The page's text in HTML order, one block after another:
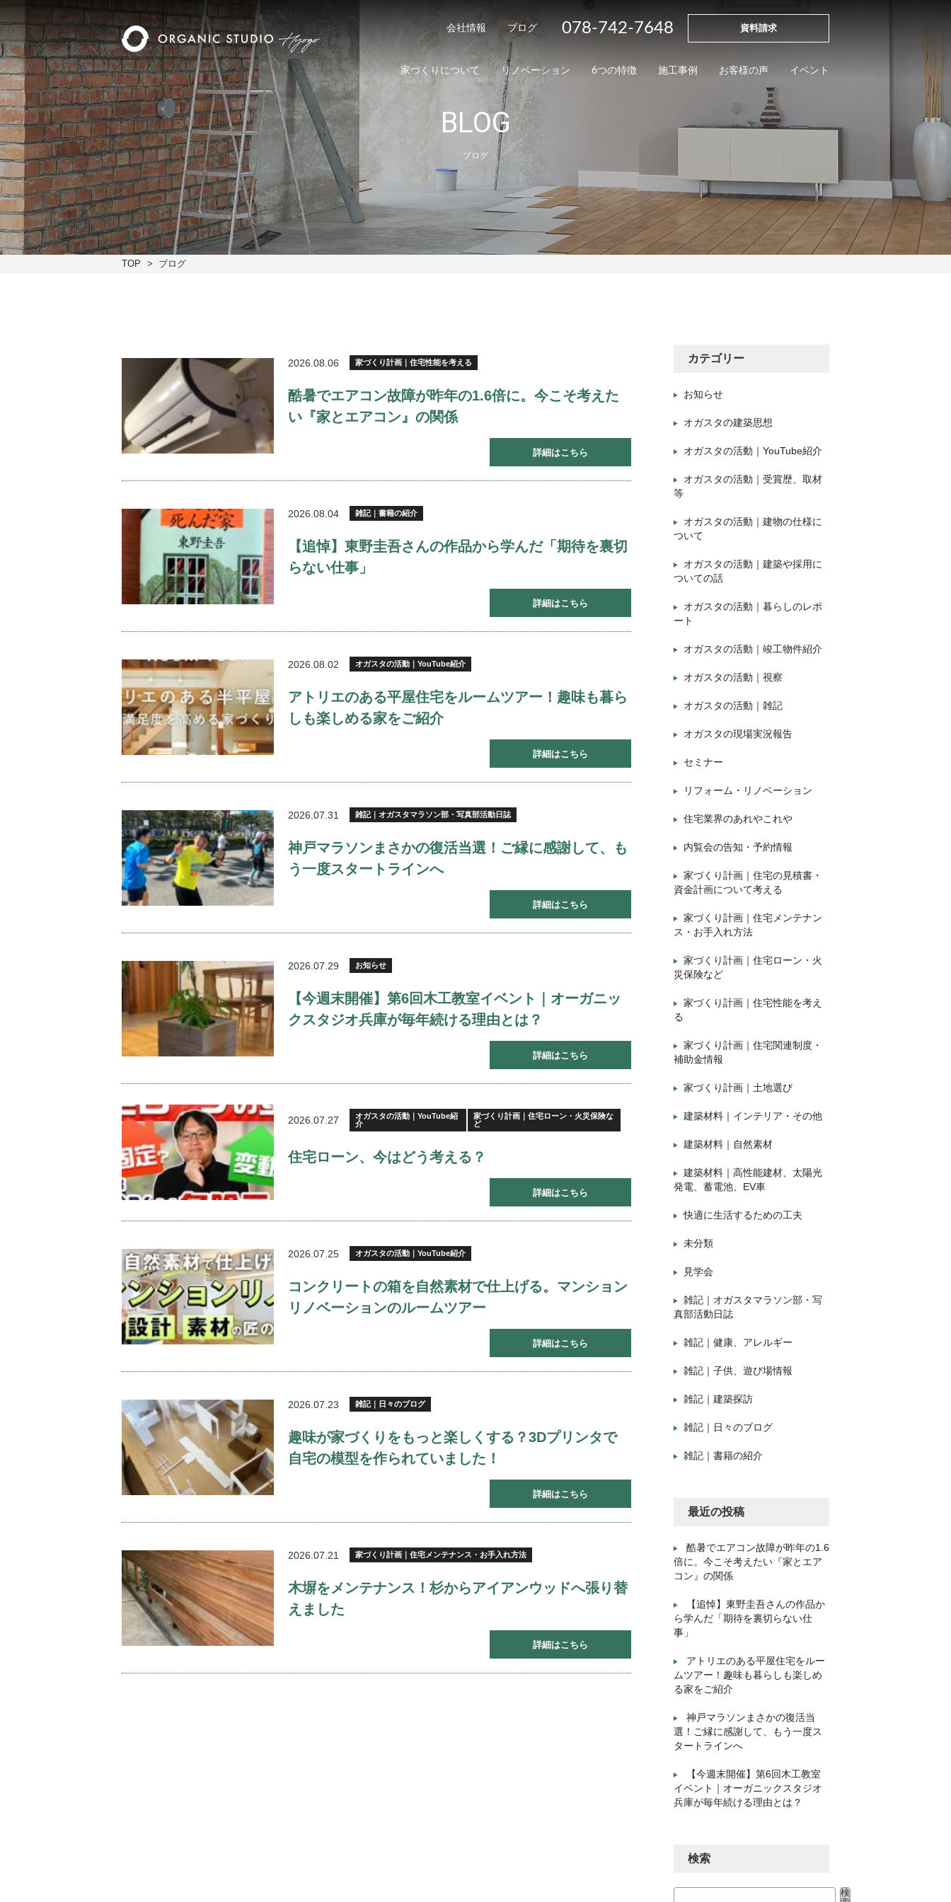
会社情報 ブログ 078-742-7648 資料請求
家づくりについて リノベーション 6つの特徴 施工事例 お客様の声 イベント
BLOG
ブログ
TOP ブログ
2026.08.06 家づくり計画｜住宅性能を考える
酷暑でエアコン故障が昨年の1.6倍に。今こそ考えた
い『家とエアコン』の関係
詳細はこちら
2026.08.04 雑記｜書籍の紹介
【追悼】東野圭吾さんの作品から学んだ「期待を裏切
らない仕事」
詳細はこちら
2026.08.02 オガスタの活動｜YouTube紹介
アトリエのある平屋住宅をルームツアー！趣味も暮ら
しも楽しめる家をご紹介
詳細はこちら
2026.07.31 雑記｜オガスタマラソン部・写真部活動日誌
神戸マラソンまさかの復活当選！ご縁に感謝して、も
う一度スタートラインへ
詳細はこちら
2026.07.29 お知らせ
【今週末開催】第6回木工教室イベント｜オーガニッ
クスタジオ兵庫が毎年続ける理由とは？
詳細はこちら
2026.07.27
オガスタの活動｜YouTube紹
介
家づくり計画｜住宅ローン・火災保険な
ど
住宅ローン、今はどう考える？
詳細はこちら
2026.07.25 オガスタの活動｜YouTube紹介
コンクリートの箱を自然素材で仕上げる。マンション
リノベーションのルームツアー
詳細はこちら
2026.07.23 雑記｜日々のブログ
趣味が家づくりをもっと楽しくする？3Dプリンタで
自宅の模型を作られていました！
詳細はこちら
2026.07.21 家づくり計画｜住宅メンテナンス・お手入れ方法
木塀をメンテナンス！杉からアイアンウッドへ張り替
えました
詳細はこちら
カテゴリー
お知らせ
オガスタの建築思想
オガスタの活動｜YouTube紹介
オガスタの活動｜受賞歴、取材
等
オガスタの活動｜建物の仕様に
ついて
オガスタの活動｜建築や採用に
ついての話
オガスタの活動｜暮らしのレポ
ート
オガスタの活動｜竣工物件紹介
オガスタの活動｜視察
オガスタの活動｜雑記
オガスタの現場実況報告
セミナー
リフォーム・リノベーション
住宅業界のあれやこれや
内覧会の告知・予約情報
家づくり計画｜住宅の見積書・
資金計画について考える
家づくり計画｜住宅メンテナン
ス・お手入れ方法
家づくり計画｜住宅ローン・火
災保険など
家づくり計画｜住宅性能を考え
る
家づくり計画｜住宅関連制度・
補助金情報
家づくり計画｜土地選び
建築材料｜インテリア・その他
建築材料｜自然素材
建築材料｜高性能建材、太陽光
発電、蓄電池、EV車
快適に生活するための工夫
未分類
見学会
雑記｜オガスタマラソン部・写
真部活動日誌
雑記｜健康、アレルギー
雑記｜子供、遊び場情報
雑記｜建築探訪
雑記｜日々のブログ
雑記｜書籍の紹介
最近の投稿
酷暑でエアコン故障が昨年の1.6
倍に。今こそ考えたい『家とエア
コン』の関係
【追悼】東野圭吾さんの作品か
ら学んだ「期待を裏切らない仕
事」
アトリエのある平屋住宅をルー
ムツアー！趣味も暮らしも楽しめ
る家をご紹介
神戸マラソンまさかの復活当
選！ご縁に感謝して、もう一度ス
タートラインへ
【今週末開催】第6回木工教室
イベント｜オーガニックスタジオ
兵庫が毎年続ける理由とは？
検索
検索
検